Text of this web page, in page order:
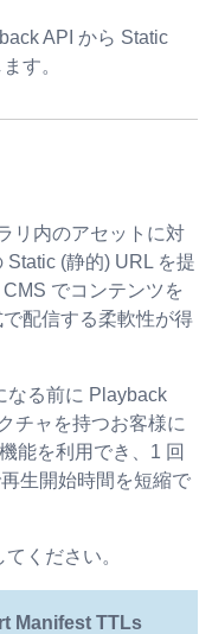
API から Static
す。
リ内のアセットに対
Static (静的) URL を提
でコンテンツを
配信する柔軟性が得
なる前に Playback
チャを持つお客様に
能を利用でき、1 回
生開始時間を短縮で
てください。
Manifest TTLs